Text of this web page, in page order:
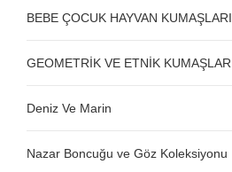
BEBE ÇOCUK HAYVAN KUMAŞLARI
GEOMETRİK VE ETNİK KUMAŞLAR
Deniz Ve Marin
Nazar Boncuğu ve Göz Koleksiyonu